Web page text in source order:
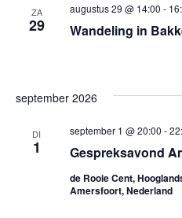
ZA
29 Wandeling in
augustus 29 @ 14:00 -
september 2026
DI
1 Gespreksavond
september 1 @ 20:00 -
de Rooie Cent,
Amersfoort, Nederland